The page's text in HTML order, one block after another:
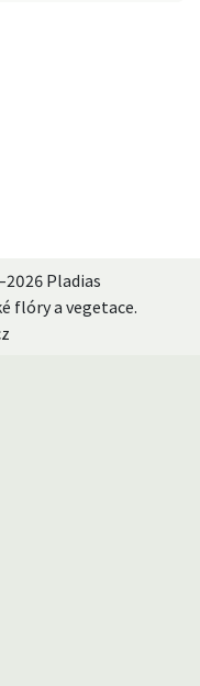
Pladias
flóry a vegetace.